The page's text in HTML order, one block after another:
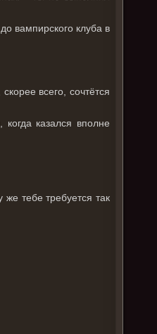
вампирского клуба в
всего, сочтётся
казался вполне
тебе требуется так